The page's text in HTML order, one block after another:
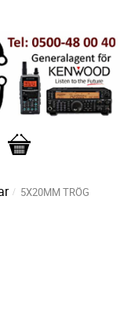
Kundvagn
5X20MM TRÖG